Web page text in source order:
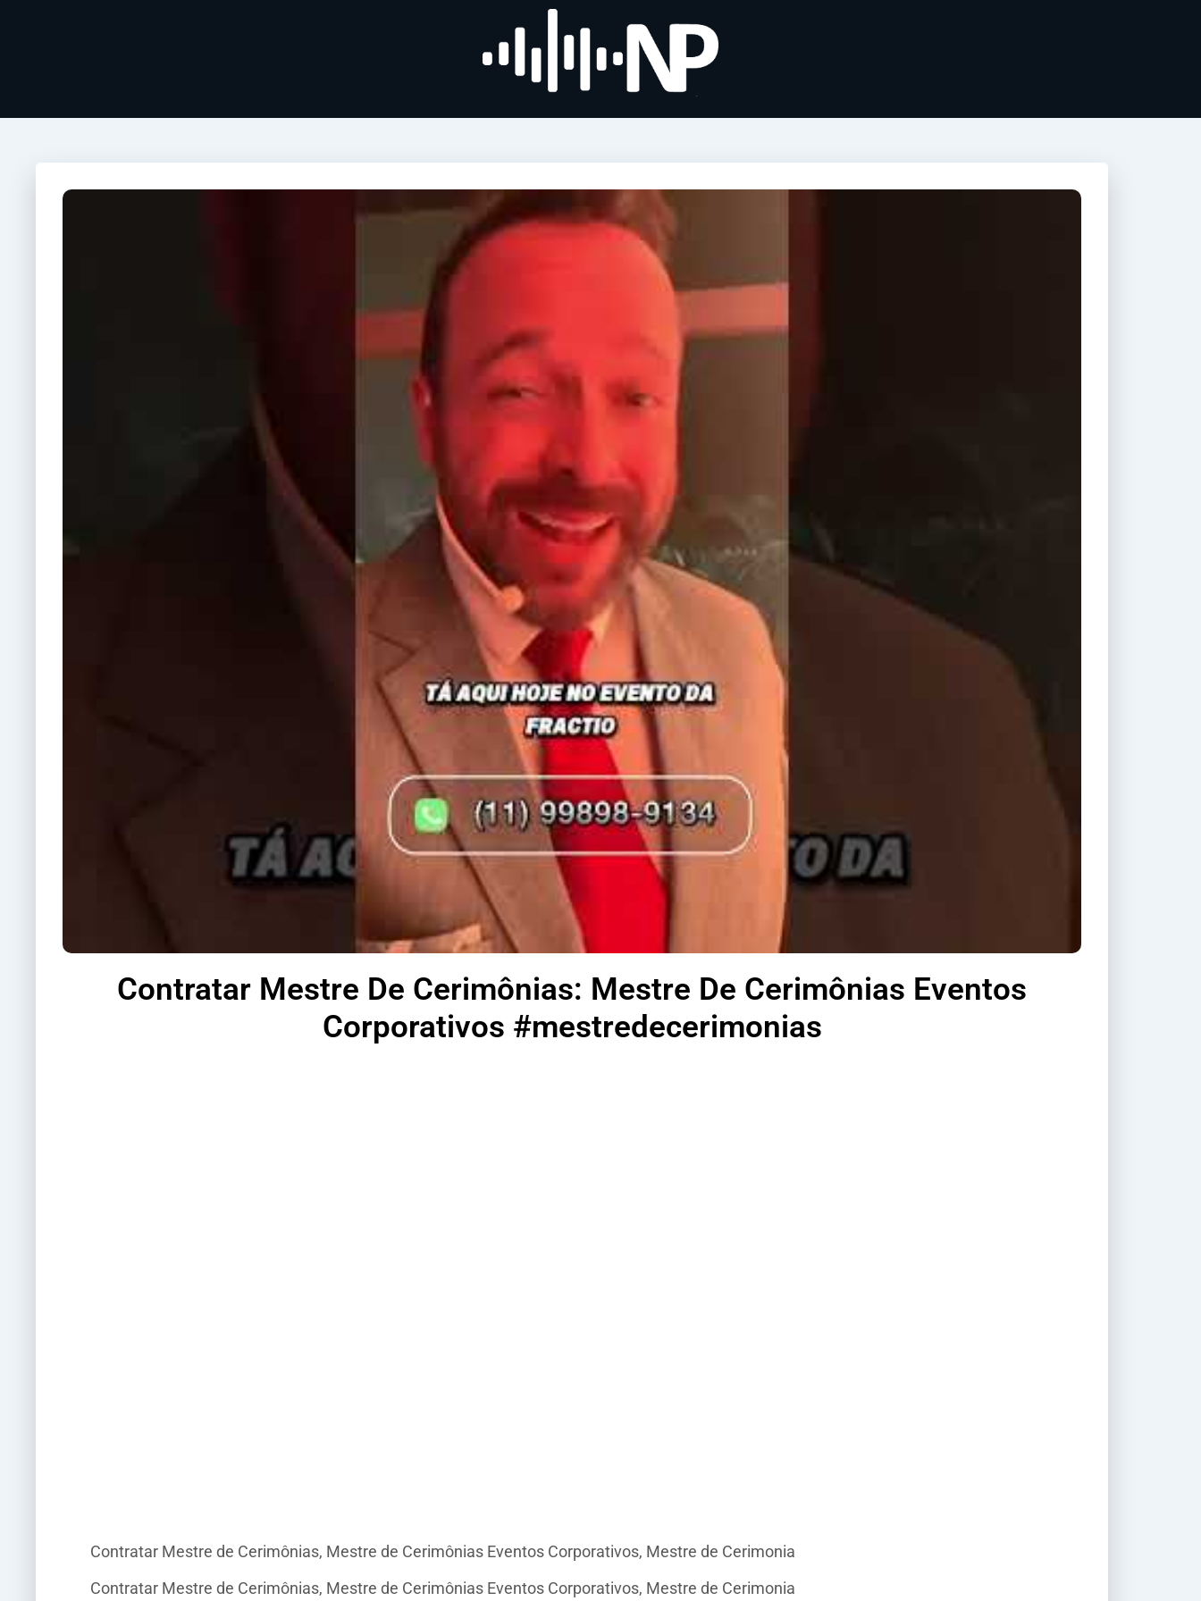
Contratar Mestre De Cerimônias: Mestre De Cerimônias Eventos
Corporativos #mestredecerimonias
Contratar Mestre de Cerimônias, Mestre de Cerimônias Eventos Corporativos, Mestre de Cerimonia
Contratar Mestre de Cerimônias, Mestre de Cerimônias Eventos Corporativos, Mestre de Cerimonia